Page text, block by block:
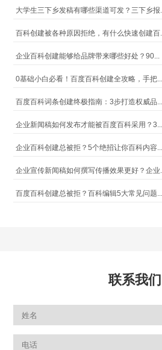
大学生三下乡发稿有哪些渠道可发？三下乡报...
百科创建被各种原因拒绝，有什么快速创建百...
企业百科创建能够给品牌带来哪些好处？90...
0基础小白必看！百度百科创建全攻略，手把...
百度百科词条创建终极指南：3步打造权威品...
企业新闻稿如何发布才能被百度百科采用？3...
企业百科创建总被拒？5个绝招让你百科内容...
企业宣传新闻稿如何撰写传播效果更好？企业...
百度百科创建总被拒？百科编辑5大常见问题...
联系我们